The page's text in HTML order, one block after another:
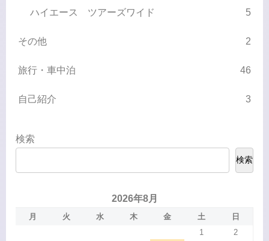
ハイエース ツアーズワイド 5
その他 2
旅行・車中泊 46
自己紹介 3
検索
検索
2026年8月
月 火 水 木 金 土
日
1
2